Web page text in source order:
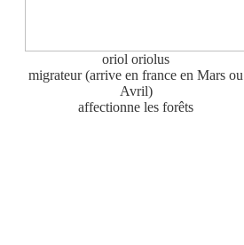
oriol oriolus
migrateur (arrive en france en Mars ou
Avril)
affectionne les forêts